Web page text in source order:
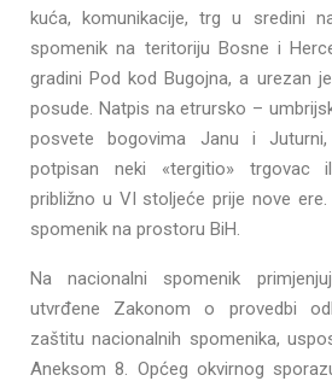
kuća, komunikacije, trg u sredini
spomenik na teritoriju Bosne i
gradini Pod kod Bugojna, a urezan
posude. Natpis na etrursko –
posvete bogovima Janu i
potpisan neki «tergitio» trgovac
približno u VI stoljeće prije nove
spomenik na prostoru BiH.
Na nacionalni spomenik
utvrđene Zakonom o provedbi
zaštitu nacionalnih spomenika,
Aneksom 8. Općeg okvirnog